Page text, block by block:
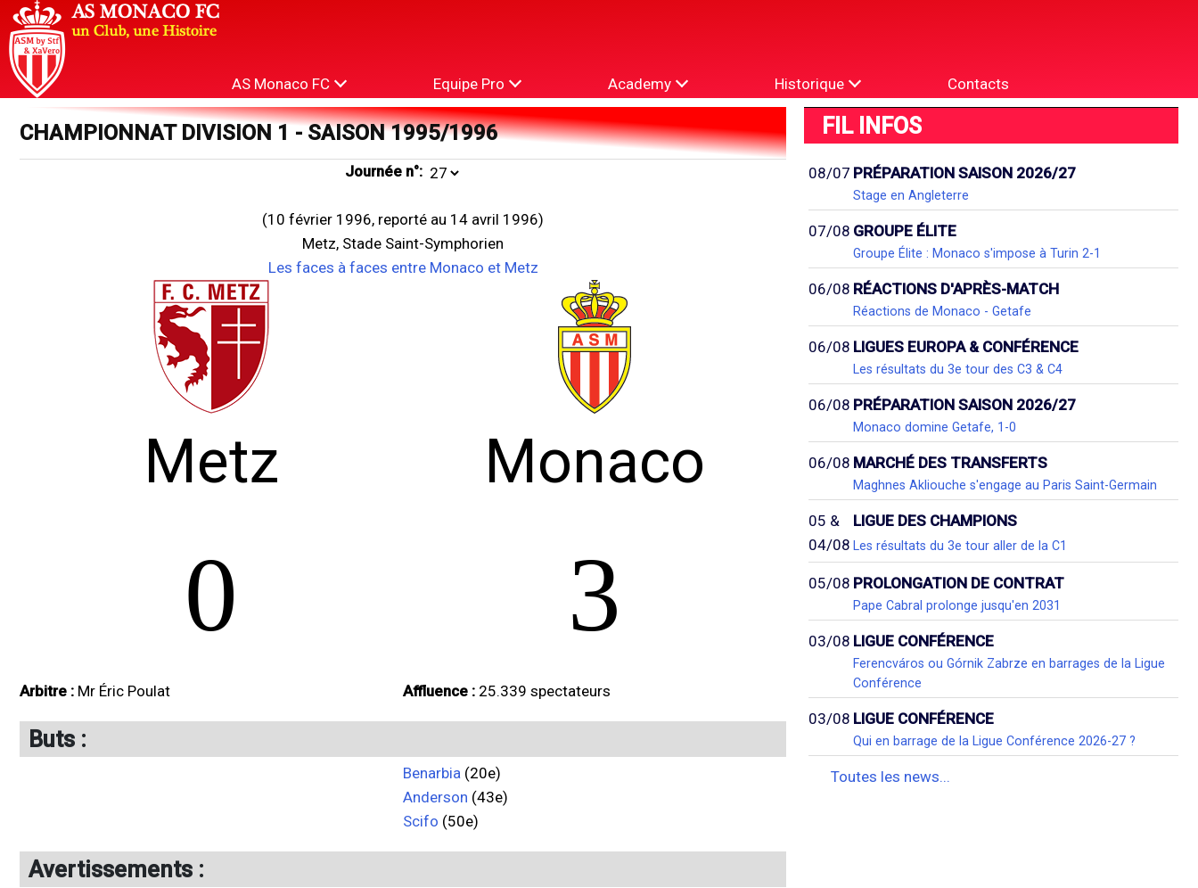
AS Monaco FC Equipe Pro Academy Historique Contacts
CHAMPIONNAT DIVISION 1 - SAISON 1995/1996
Journée n°:
(10 février 1996, reporté au 14 avril 1996)
Metz, Stade Saint-Symphorien
Les faces à faces entre Monaco et Metz
Metz Monaco
0 3
Arbitre : Mr Éric Poulat Affluence : 25.339 spectateurs
Buts :
Benarbia (20e)
Anderson (43e)
Scifo (50e)
Avertissements :
FIL INFOS
08/07 PRÉPARATION SAISON 2026/27
Stage en Angleterre
07/08 GROUPE ÉLITE
Groupe Élite : Monaco s'impose à Turin 2-1
06/08 RÉACTIONS D'APRÈS-MATCH
Réactions de Monaco - Getafe
06/08 LIGUES EUROPA & CONFÉRENCE
Les résultats du 3e tour des C3 & C4
06/08 PRÉPARATION SAISON 2026/27
Monaco domine Getafe, 1-0
06/08 MARCHÉ DES TRANSFERTS
Maghnes Akliouche s'engage au Paris Saint-Germain
05 &
04/08
LIGUE DES CHAMPIONS
Les résultats du 3e tour aller de la C1
05/08 PROLONGATION DE CONTRAT
Pape Cabral prolonge jusqu'en 2031
03/08 LIGUE CONFÉRENCE
Ferencváros ou Górnik Zabrze en barrages de la Ligue
Conférence
03/08 LIGUE CONFÉRENCE
Qui en barrage de la Ligue Conférence 2026-27 ?
Toutes les news...